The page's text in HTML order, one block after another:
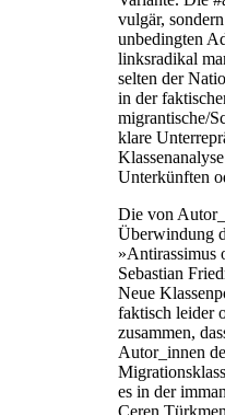
vulgär,
unbedingten
linksradikal
selten der
in der
migrantische/
klare
Unterkünften
Die von
Überwindung
»Antirassimus
Sebastian
Neue
faktisch leider
zusammen,
Autor_innen
es in der